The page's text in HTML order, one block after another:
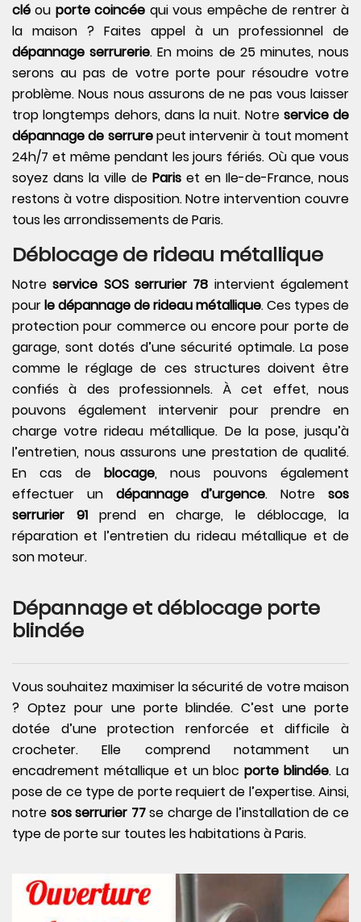
clé ou porte coincée qui vous empêche de rentrer à
la maison ? Faites appel à un professionnel de
dépannage serrurerie. En moins de 25 minutes, nous
serons au pas de votre porte pour résoudre votre
problème. Nous nous assurons de ne pas vous laisser
trop longtemps dehors, dans la nuit. Notreservice de
dépannage de serrurepeut intervenir à tout moment
24h/7 et même pendant les jours fériés. Où que vous
soyez dans la ville de Paris et en Ile-de-France, nous
restons à votre disposition. Notre intervention couvre
tous les arrondissements de Paris.
Déblocage de rideau métallique
Notreservice SOS serrurier 78 intervient également
pourle dépannage de rideau métallique. Ces types de
protection pour commerce ou encore pour porte de
garage, sont dotés d’une sécurité optimale. La pose
comme le réglage de ces structures doivent être
confiés à des professionnels. À cet effet, nous
pouvons également intervenir pour prendre en
charge votre rideau métallique. De la pose, jusqu’à
l’entretien, nous assurons une prestation de qualité.
En cas de blocage, nous pouvons également
effectuer un dépannage d’urgence. Notresos
serrurier 91prend en charge, le déblocage, la
réparation et l’entretien du rideau métallique et de
son moteur.
Dépannage et déblocage porte
blindée
Vous souhaitez maximiser la sécurité de votre maison
? Optez pour une porte blindée. C’est une porte
dotée d’une protection renforcée et difficile à
crocheter. Elle comprend notamment un
encadrement métallique et un blocporte blindée. La
pose de ce type de porte requiert de l’expertise. Ainsi,
notre sos serrurier 77se charge de l’installation de ce
type de porte sur toutes les habitations à Paris.